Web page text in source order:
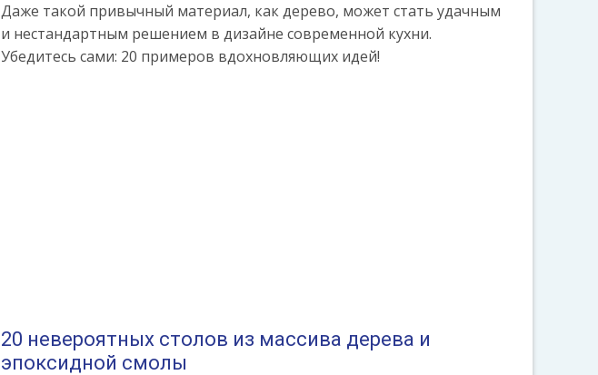
Даже такой привычный материал, как дерево, может стать удачным
и нестандартным решением в дизайне современной кухни.
Убедитесь сами: 20 примеров вдохновляющих идей!
20 невероятных столов из массива дерева и
эпоксидной смолы